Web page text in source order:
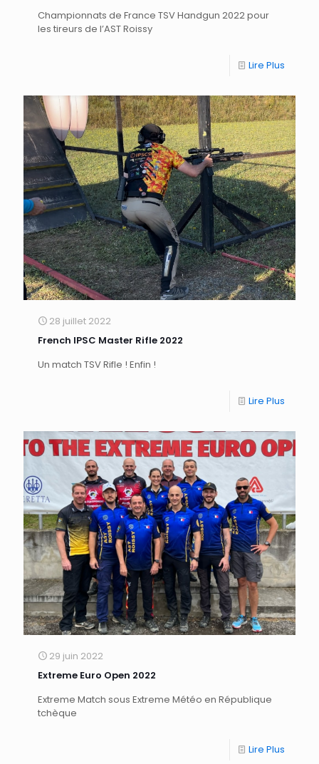
Championnats de France TSV Handgun 2022 pour
les tireurs de l’AST Roissy
Lire Plus
28 juillet 2022
French IPSC Master Rifle 2022
Un match TSV Rifle ! Enfin !
Lire Plus
29 juin 2022
Extreme Euro Open 2022
Extreme Match sous Extreme Météo en République
tchèque
Lire Plus